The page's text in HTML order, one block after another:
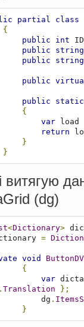
partial class
{
public
int
public
string
public
string
public
public
static
{
var load
return
}
}
витягую
(dg)
<Dictionary>
=
void
{
var
. Translation
};
            dg
.
}